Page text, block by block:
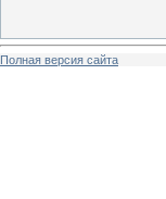
Полная версия сайта